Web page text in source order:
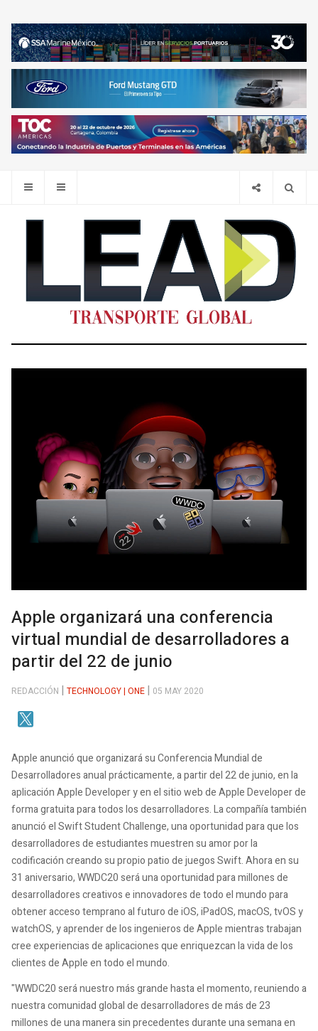
Apple organizará una conferencia
virtual mundial de desarrolladores a
partir del 22 de junio
REDACCIÓN TECHNOLOGY | ONE 05 MAY 2020
Apple anunció que organizará su Conferencia Mundial de
Desarrolladores anual prácticamente, a partir del 22 de junio, en la
aplicación Apple Developer y en el sitio web de Apple Developer de
forma gratuita para todos los desarrolladores. La compañía también
anunció el Swift Student Challenge, una oportunidad para que los
desarrolladores de estudiantes muestren su amor por la
codificación creando su propio patio de juegos Swift. Ahora en su
31 aniversario, WWDC20 será una oportunidad para millones de
desarrolladores creativos e innovadores de todo el mundo para
obtener acceso temprano al futuro de iOS, iPadOS, macOS, tvOS y
watchOS, y aprender de los ingenieros de Apple mientras trabajan
cree experiencias de aplicaciones que enriquezcan la vida de los
clientes de Apple en todo el mundo.
"WWDC20 será nuestro más grande hasta el momento, reuniendo a
nuestra comunidad global de desarrolladores de más de 23
millones de una manera sin precedentes durante una semana en